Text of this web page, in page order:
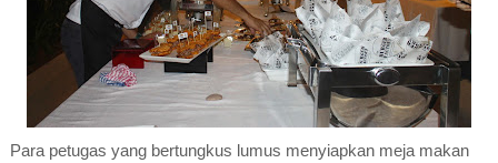
Para petugas yang bertungkus lumus menyiapkan meja makan